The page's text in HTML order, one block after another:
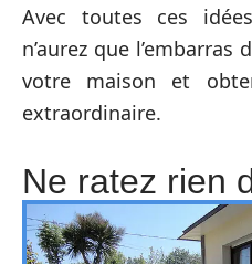
Avec toutes ces
n’aurez que
votre maison et
extraordinaire.
Ne ratez rien